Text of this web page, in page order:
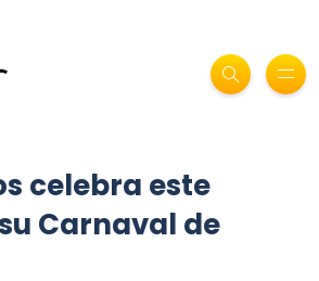
celebra este
Carnaval de